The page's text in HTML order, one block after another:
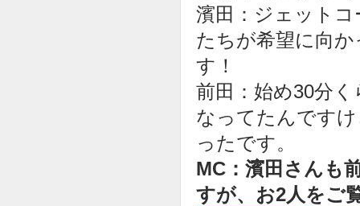
濱田：ジェット
たちが希望に向
す！
前田：始め30分
なってたんです
ったです。
MC：濱田さんも
すが、お2人をご